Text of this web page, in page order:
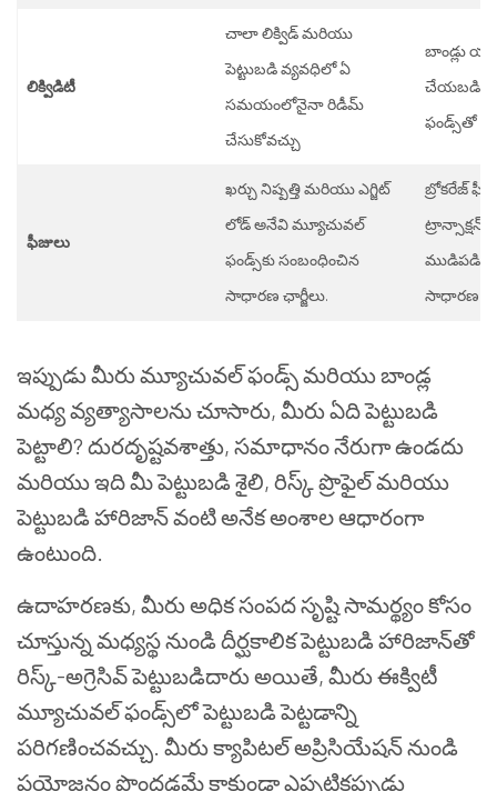
లిక్విడిటీ
చాలా లిక్విడ్ మరియు
పెట్టుబడి వ్యవధిలో ఏ
సమయంలోనైనా రిడీమ్
చేసుకోవచ్చు
బాండ్లు
చేయబడితే
ఫండ్స్‌తో
ఫీజులు
ఖర్చు నిష్పత్తి మరియు ఎగ్జిట్
లోడ్ అనేవి మ్యూచువల్
ఫండ్స్‌కు సంబంధించిన
సాధారణ ఛార్జీలు.
బ్రోకరేజ్
ట్రాన్సాక్షన్
ముడిపడి
సాధారణ
ఇప్పుడు మీరు మ్యూచువల్ ఫండ్స్ మరియు బాండ్ల
మధ్య వ్యత్యాసాలను చూసారు, మీరు ఏది పెట్టుబడి
పెట్టాలి? దురదృష్టవశాత్తు, సమాధానం నేరుగా ఉండదు
మరియు ఇది మీ పెట్టుబడి శైలి, రిస్క్ ప్రొఫైల్ మరియు
పెట్టుబడి హారిజాన్ వంటి అనేక అంశాల ఆధారంగా
ఉంటుంది.
ఉదాహరణకు, మీరు అధిక సంపద సృష్టి సామర్థ్యం కోసం
చూస్తున్న మధ్యస్థ నుండి దీర్ఘకాలిక పెట్టుబడి హారిజాన్‌తో
రిస్క్-అగ్రెసివ్ పెట్టుబడిదారు అయితే, మీరు ఈక్విటీ
మ్యూచువల్ ఫండ్స్‌లో పెట్టుబడి పెట్టడాన్ని
పరిగణించవచ్చు. మీరు క్యాపిటల్ అప్రిసియేషన్ నుండి
ప్రయోజనం పొందడమే కాకుండా ఎప్పటికప్పుడు